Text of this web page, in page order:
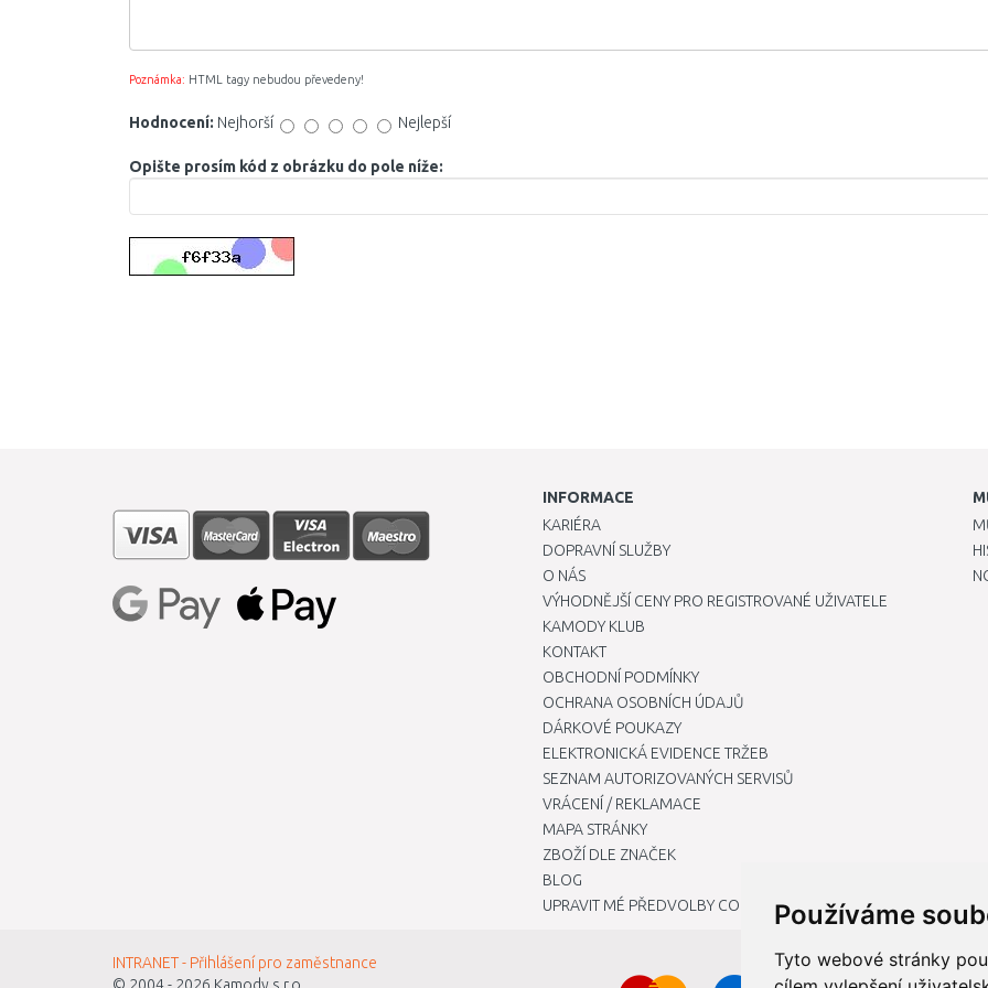
Používáme
Tyto webové stránky
Poznámka: HTML tagy nebudou převedeny!
Hodnocení: Nejhorší Nejlepší
Opište prosím kód z obrázku do pole níže:
INFORMACE
KARIÉRA
DOPRAVNÍ SLUŽBY
O NÁS
VÝHODNĚJŠÍ CENY PRO REGISTROVANÉ UŽIVATELE
KAMODY KLUB
KONTAKT
OBCHODNÍ PODMÍNKY
OCHRANA OSOBNÍCH ÚDAJŮ
DÁRKOVÉ POUKAZY
ELEKTRONICKÁ EVIDENCE TRŽEB
SEZNAM AUTORIZOVANÝCH SERVISŮ
VRÁCENÍ / REKLAMACE
MAPA STRÁNKY
ZBOŽÍ DLE ZNAČEK
BLOG
UPRAVIT MÉ PŘEDVOLBY COOKIES
INTRANET - Přihlášení pro zaměstnance